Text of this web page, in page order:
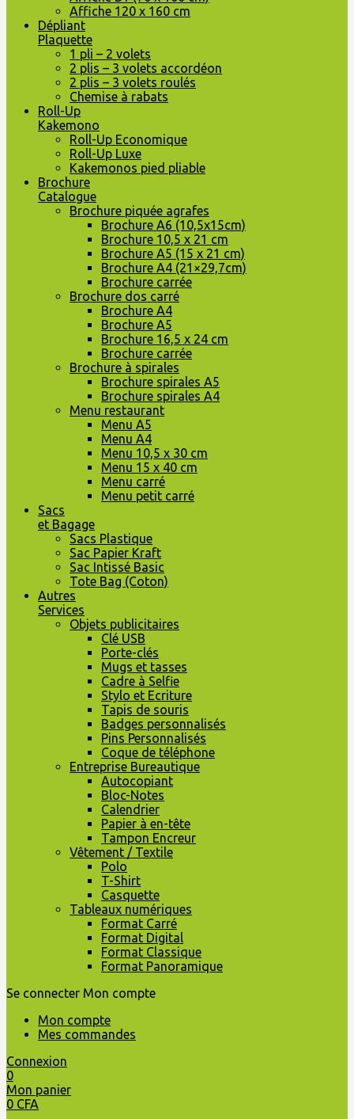
Affiche 120 x 160 cm
Dépliant
Plaquette
1 pli – 2 volets
2 plis – 3 volets accordéon
2 plis – 3 volets roulés
Chemise à rabats
Roll-Up
Kakemono
Roll-Up Economique
Roll-Up Luxe
Kakemonos pied pliable
Brochure
Catalogue
Brochure piquée agrafes
Brochure A6 (10,5x15cm)
Brochure 10,5 x 21 cm
Brochure A5 (15 x 21 cm)
Brochure A4 (21×29,7cm)
Brochure carrée
Brochure dos carré
Brochure A4
Brochure A5
Brochure 16,5 x 24 cm
Brochure carrée
Brochure à spirales
Brochure spirales A5
Brochure spirales A4
Menu restaurant
Menu A5
Menu A4
Menu 10,5 x 30 cm
Menu 15 x 40 cm
Menu carré
Menu petit carré
Sacs
et Bagage
Sacs Plastique
Sac Papier Kraft
Sac Intissé Basic
Tote Bag (Coton)
Autres
Services
Objets publicitaires
Clé USB
Porte-clés
Mugs et tasses
Cadre à Selfie
Stylo et Ecriture
Tapis de souris
Badges personnalisés
Pins Personnalisés
Coque de téléphone
Entreprise Bureautique
Autocopiant
Bloc-Notes
Calendrier
Papier à en-tête
Tampon Encreur
Vêtement / Textile
Polo
T-Shirt
Casquette
Tableaux numériques
Format Carré
Format Digital
Format Classique
Format Panoramique
Se connecter Mon compte
Mon compte
Mes commandes
Connexion
0
Mon panier
0 CFA